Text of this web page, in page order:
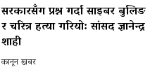
सरकारसँग प्रश्न गर्दा साइबर बुलिङ
र चरित्र हत्या गरियो: सांसद ज्ञानेन्द्र
शाही
कानून खबर